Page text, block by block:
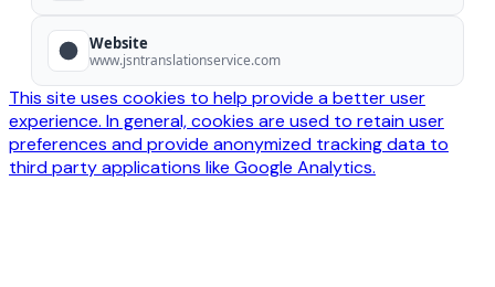
Website
www.jsntranslationservice.com
This site uses cookies to help provide a better user
experience. In general, cookies are used to retain user
preferences and provide anonymized tracking data to
third party applications like Google Analytics.